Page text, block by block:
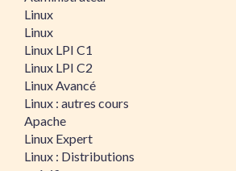
Linux
Linux
Linux LPI C1
Linux LPI C2
Linux Avancé
Linux : autres cours
Apache
Linux Expert
Linux : Distributions